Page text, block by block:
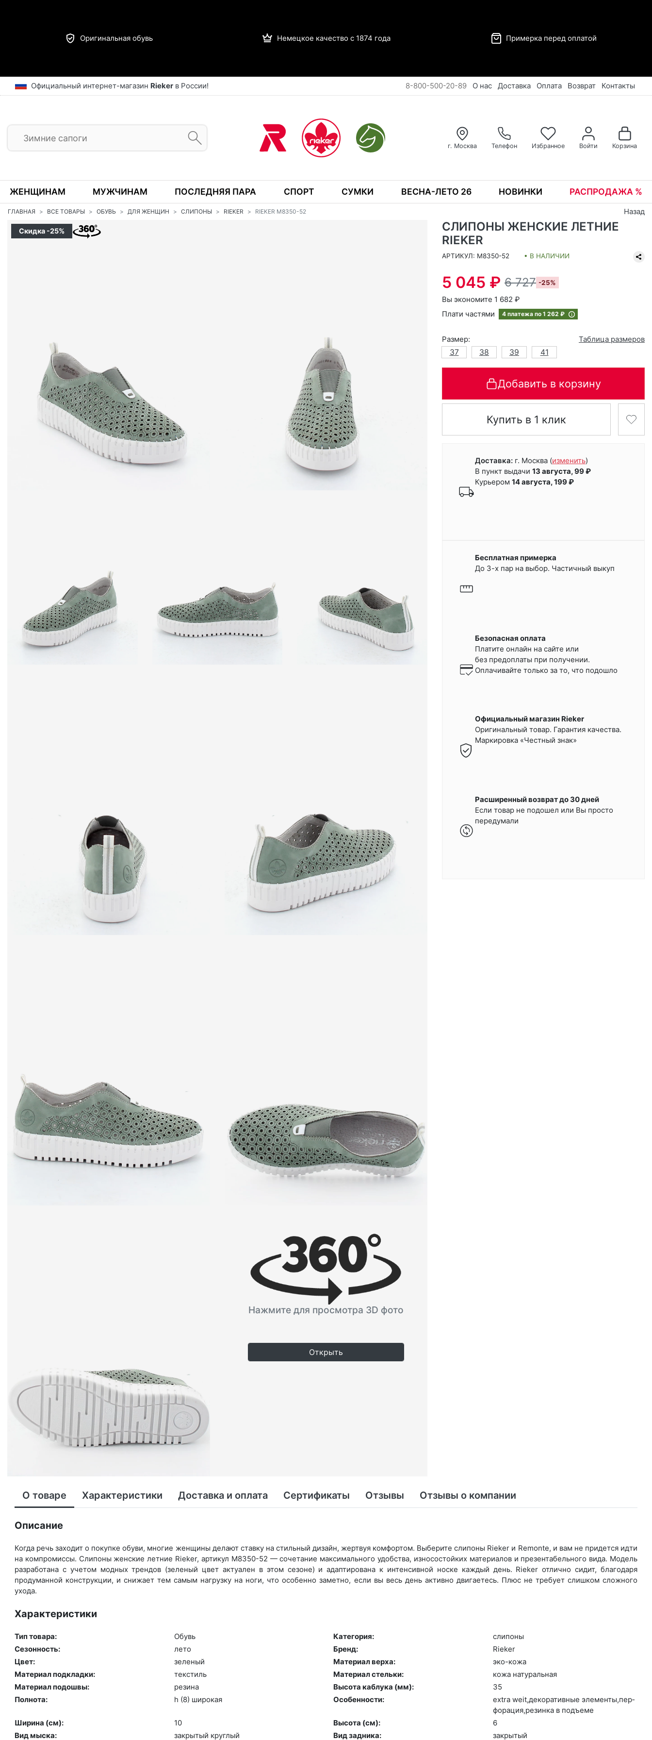
Оригинальная обувь Немецкое качество с 1874 года Примерка перед оплатой
Официальный интернет-магазин Rieker в России! 8-800-500-20-89 О нас Доставка Оплата Возврат Контакты
г. Москва Телефон Избранное Войти Корзина
ЖЕНЩИНАМ МУЖЧИНАМ ПОСЛЕДНЯЯ ПАРА СПОРТ СУМКИ ВЕСНА-ЛЕТО 26 НОВИНКИ РАСПРОДАЖА %
ГЛАВНАЯ ВСЕ ТОВАРЫ ОБУВЬ ДЛЯ ЖЕНЩИН СЛИПОНЫ RIEKER RIEKER M8350-52 Назад
Скидка -25%
Нажмите для просмотра 3D фото
Открыть
СЛИПОНЫ ЖЕНСКИЕ ЛЕТНИЕ
RIEKER
АРТИКУЛ: M8350-52 • В НАЛИЧИИ
5 045 ₽ 6 727 -25%
Вы экономите 1 682 ₽
Плати частями
4 платежа по 1 262 ₽
Размер:
Таблица размеров
37
38 39 41
Добавить в корзину
Купить в 1 клик
Доставка: г. Москва (изменить)
В пункт выдачи 13 августа, 99 ₽
Курьером 14 августа, 199 ₽
Бесплатная примерка
До 3-х пар на выбор. Частичный выкуп
Безопасная оплата
Платите онлайн на сайте или
без предоплаты при получении.
Оплачивайте только за то, что подошло
Официальный магазин Rieker
Оригинальный товар. Гарантия качества.
Маркировка «Честный знак»
Расширенный возврат до 30 дней
Если товар не подошел или Вы просто
передумали
О товаре Характеристики Доставка и оплата Сертификаты Отзывы Отзывы о компании
Описание
Когда речь заходит о покупке обуви, многие женщины делают ставку на стильный дизайн, жертвуя комфортом. Выберите сли­поны Rieker и Remonte, и вам не придется идти
на компромиссы. Слипоны женские летние Rieker, артикул M8350-52 — сочетание максимального удобства, износостойких материалов и презентабельного вида. Модель
разработана с учетом модных трендов (зе­леный цвет актуален в этом сезоне) и адаптирована к интенсивной носке каждый день. Ri­eker отлично сидит, благодаря
продуманной конструкции, и снижает тем самым нагрузку на ноги, что особенно заметно, если вы весь день активно двигаетесь. Плюс не требует слишком сложного
ухода.
Характеристики
Тип товара: Обувь Категория:
сли­поны
Сезонность:
ле­то Бренд:
Ri­eker
Цвет:
зе­леный Материал верха:
эко-ко­жа
Материал подкладки:
текс­тиль Материал стельки:
ко­жа на­тураль­ная
Материал подошвы:
ре­зина Высота каблука (мм):
35
Полнота:
h (8) ши­рокая Особенности:
ext­ra we­it,де­кора­тив­ные эле­мен­ты,пер­
фо­рация,ре­зин­ка в подъ­еме
Ширина (см):
10 Высота (cм):
6
Вид мыска:
зак­ры­тый круг­лый Вид задника: зак­ры­тый